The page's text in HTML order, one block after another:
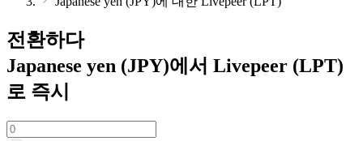
전환하다
Japanese yen (JPY)에서 Livepeer (LPT)
로 즉시